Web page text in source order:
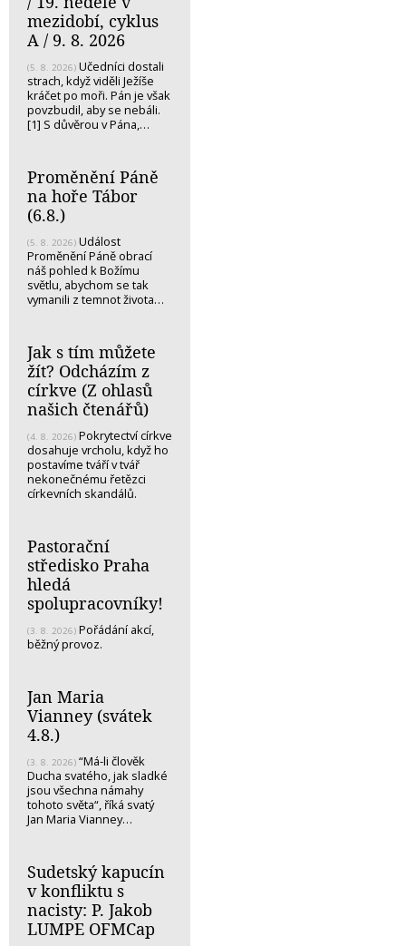
mezidobí, cyklus
A / 9. 8. 2026
(5. 8. 2026) Učedníci dostali
strach, když viděli Ježíše
kráčet po moři. Pán je však
povzbudil, aby se nebáli.
[1] S důvěrou v Pána,…
Proměnění Páně
na hoře Tábor
(6.8.)
(5. 8. 2026) Událost
Proměnění Páně obrací
náš pohled k Božímu
světlu, abychom se tak
vymanili z temnot života…
Jak s tím můžete
žít? Odcházím z
církve (Z ohlasů
našich čtenářů)
(4. 8. 2026) Pokrytectví církve
dosahuje vrcholu, když ho
postavíme tváří v tvář
nekonečnému řetězci
církevních skandálů.
Pastorační
středisko Praha
hledá
spolupracovníky!
(3. 8. 2026) Pořádání akcí,
běžný provoz.
Jan Maria
Vianney (svátek
4.8.)
(3. 8. 2026) “Má-li člověk
Ducha svatého, jak sladké
jsou všechna námahy
tohoto světa“, říká svatý
Jan Maria Vianney…
Sudetský kapucín
v konfliktu s
nacisty: P. Jakob
LUMPE OFMCap